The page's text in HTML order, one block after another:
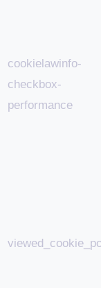
cookielawinfo-
checkbox-
performance